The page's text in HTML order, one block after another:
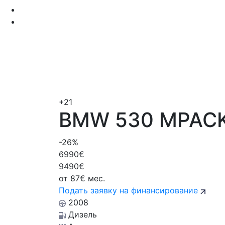
+21
BMW 530
-26%
6990€
9490€
от 87€ мес.
Подать заявку на финансирование
2008
Дизель